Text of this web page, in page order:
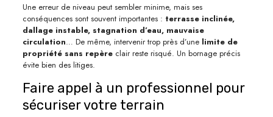
Une erreur de niveau peut sembler minime, mais ses
conséquences sont souvent importantes : terrasse inclinée,
dallage instable, stagnation d’eau, mauvaise
circulation… De même, intervenir trop près d’une limite de
propriété sans repère clair reste risqué. Un bornage précis
évite bien des litiges.
Faire appel à un professionnel pour
sécuriser votre terrain